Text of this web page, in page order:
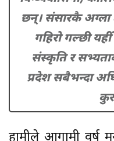
छन्। संसारकै अग्ला
गहिरो गल्छी
संस्कृति र
प्रदेश सबैभन्दा